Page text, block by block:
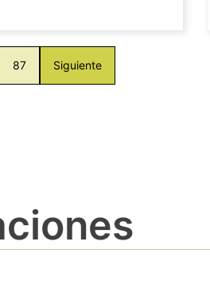
87 Siguiente